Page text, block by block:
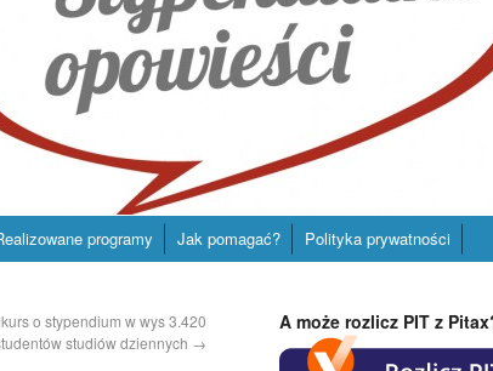
programy Jak pomagać? Polityka prywatności
o stypendium w wys 3.420
studiów dziennych →
A może rozlicz PIT z